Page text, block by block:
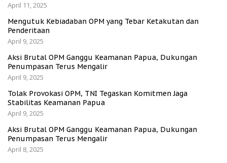
April 11, 2025
Mengutuk Kebiadaban OPM yang Tebar Ketakutan dan
Penderitaan
April 9, 2025
Aksi Brutal OPM Ganggu Keamanan Papua, Dukungan
Penumpasan Terus Mengalir
April 9, 2025
Tolak Provokasi OPM, TNI Tegaskan Komitmen Jaga
Stabilitas Keamanan Papua
April 9, 2025
Aksi Brutal OPM Ganggu Keamanan Papua, Dukungan
Penumpasan Terus Mengalir
April 8, 2025